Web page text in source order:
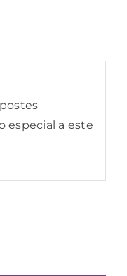
especial a este